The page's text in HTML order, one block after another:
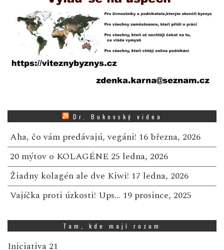
Dr. Bukovský videa
Aha, čo vám predávajú, vegáni! 16 března, 2026
20 mýtov o KOLAGÉNE 25 ledna, 2026
Žiadny kolagén ale dve Kiwi! 17 ledna, 2026
Vajíčka proti úzkosti! Ups… 19 prosince, 2025
Tam, kde mají rozum
Iniciativa 21